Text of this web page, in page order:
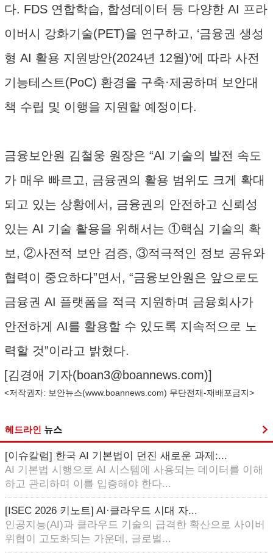
다. FDS 연합학습, 합성데이터 등 다양한 AI 프라
이버시 강화기술(PET)을 연구하고, ‘금융권 생성
형 AI 활용 지원방안(2024년 12월)’에 따라 사전
기능테스트(PoC) 환경을 구축·제공하며 보안대
책 수립 및 이행을 지원할 예정이다.
금융보안원 김철웅 원장은 “AI 기술의 발전 속도
가 매우 빠르고, 금융권의 활용 범위도 크게 확대
되고 있는 상황에서, 금융권의 안전하고 신뢰성
있는 AI 기술 활용을 위해서는 ①핵심 기술의 확
보, ②사전적 보안 검증, ③적극적인 정보 공유와
협력이 중요하다”면서, “금융보안원은 앞으로도
금융권 AI 플랫폼을 적극 지원하며 금융회사가
안전하게 AI를 활용할 수 있도록 지속적으로 노
력할 것”이라고 밝혔다.
[김경애 기자(boan3@boannews.com)]
<저작권자: 보안뉴스(www.boannews.com) 무단전재-재배포금지>
헤드라인 뉴스
[이슈칼럼] 한국 AI 기본법이 던진 새로운 과제:...
AI 기본법 시행으로 AI 시스템에 사용되는 데이터를 이해
하고 관리하며 이를 입증해야 한다...
[ISEC 2026 키노트] AI·클라우드 시대 자...
인공지능(AI)과 클라우드 기술의 급격한 확산으로 사이버
위협이 고도화되는 가운데, 글로벌...